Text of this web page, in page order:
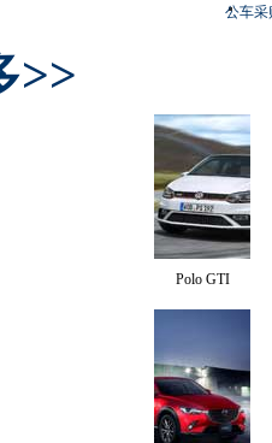
公车采
>>
Polo GTI